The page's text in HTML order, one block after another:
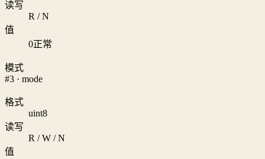
读写
R / N
值
0正常
模式
#3 · mode
格式
uint8
读写
R / W / N
值